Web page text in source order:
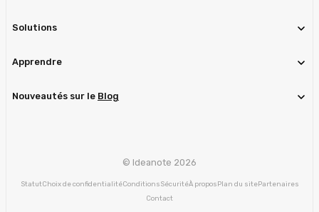
Solutions
Apprendre
Nouveautés sur le Blog
© Ideanote 2026
StatutChoix de confidentialitéConditionsSécuritéÀ proposPlan du sitePartenaires
Contact